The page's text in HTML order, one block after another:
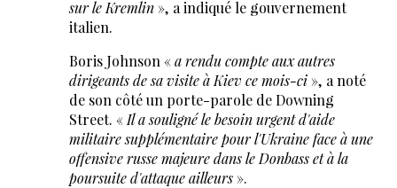
sur le Kremlin», a indiqué le gouvernement
italien.
Boris Johnson «a rendu compte aux autres
dirigeants de sa visite à Kiev ce mois-ci», a noté
de son côté un porte-parole de Downing
Street. « Il a souligné le besoin urgent d'aide
militaire supplémentaire pour l'Ukraine face à une
offensive russe majeure dans le Donbass et à la
poursuite d'attaque ailleurs».